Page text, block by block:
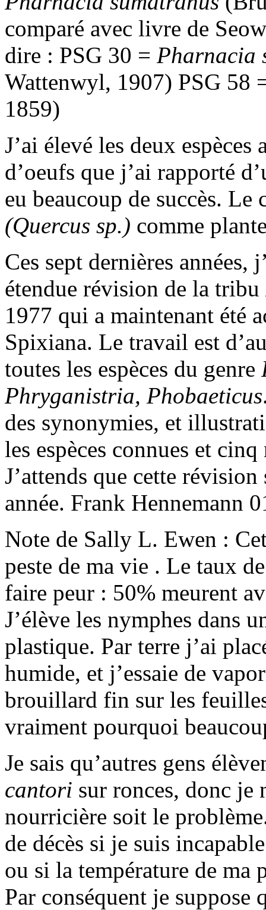
comparé avec livre de
dire : PSG 30 = Pharnacia
Wattenwyl, 1907) PSG 58
1859)
J’ai élevé les deux
d’oeufs que j’ai rapporté
eu beaucoup de succès. Le
(Quercus sp.) comme
Ces sept dernières années,
étendue révision de la tribu
1977 qui a maintenant été
Spixiana. Le travail est
toutes les espèces du genre
Phryganistria, Phobaeticus
des synonymies, et
les espèces connues et
J’attends que cette
année. Frank Hennemann
Note de Sally L. Ewen :
peste de ma vie . Le taux
faire peur : 50% meurent
J’élève les nymphes dans
plastique. Par terre j’ai
humide, et j’essaie de
brouillard fin sur les
vraiment pourquoi
Je sais qu’autres gens
cantori sur ronces, donc je
nourricière soit le
de décès si je suis
ou si la température de ma
Par conséquent je suppose